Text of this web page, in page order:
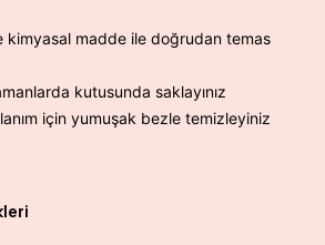
kimyasal madde ile doğrudan temas
kutusunda saklayınız
için yumuşak bezle temizleyiniz